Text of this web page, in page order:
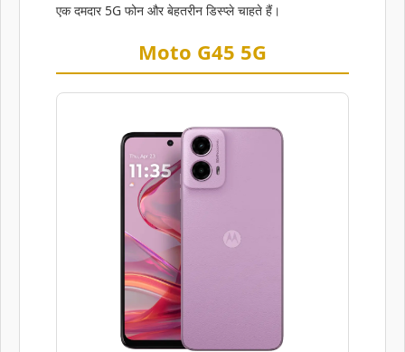
एक दमदार 5G फोन और बेहतरीन डिस्प्ले चाहते हैं।
Moto G45 5G